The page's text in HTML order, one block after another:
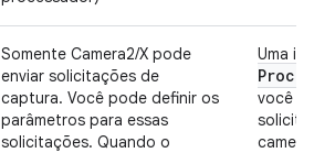
Somente Camera2/X pode
enviar solicitações de
captura. Você pode definir os
parâmetros para essas
solicitações. Quando o
Uma
você